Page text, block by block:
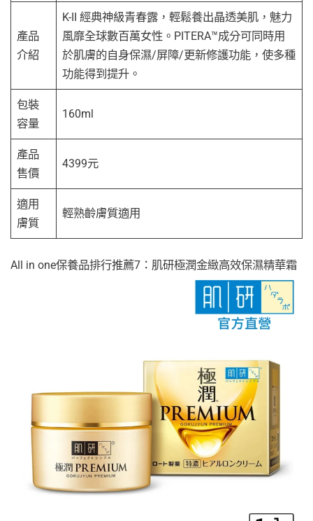
產品
介紹
K-II 經典神級青春露，輕鬆養出晶透美肌，魅力
風靡全球數百萬女性。PITERA™成分可同時用
於肌膚的自身保濕/屏障/更新修護功能，使多種
功能得到提升。
包裝
容量
160ml
產品
售價
4399元
適用
膚質
輕熟齡膚質適用
All in one保養品排行推薦7：肌研極潤金緻高效保濕精華霜